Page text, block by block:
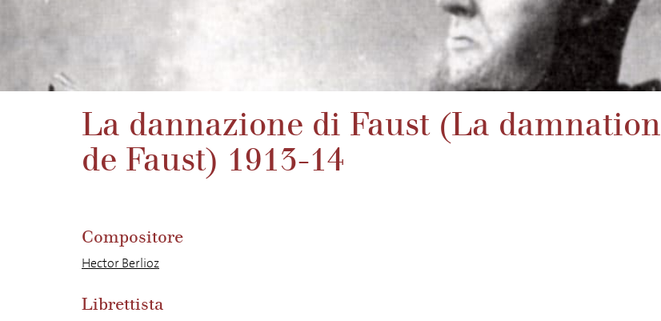
La dannazione di Faust (La damnation
de Faust) 1913-14
Compositore
Hector Berlioz
Librettista